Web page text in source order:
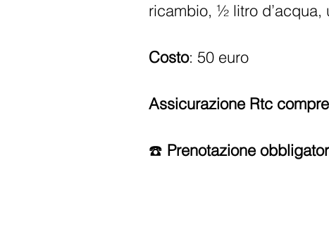
ricambio, ½ litro d’acqua,
Costo: 50 euro
Assicurazione Rtc
☎️ Prenotazione